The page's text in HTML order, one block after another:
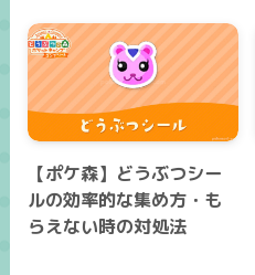
【ポケ森】どうぶつシー
ルの効率的な集め方・も
らえない時の対処法